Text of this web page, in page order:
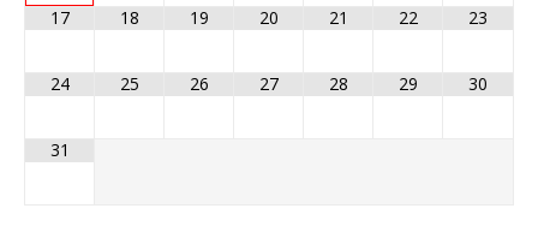
17 18 19 20 21 22 23
24 25 26 27 28 29 30
31